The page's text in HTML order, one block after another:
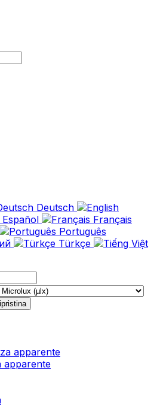
Deutsch
Español
Français
Português
Türkçe
apparente